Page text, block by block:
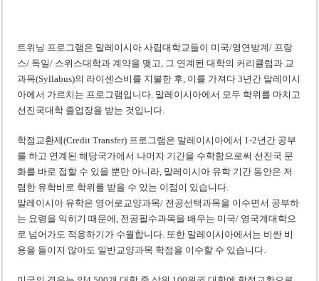
트위닝 프로그램은 말레이시아 사립대학교들이 미국/영연방계/ 프랑
스/ 독일/ 스위스대학과 계약을 맺고, 그 연계된 대학의 커리큘럼과 교
과목(Syllabus)의 라이센스비를 지불한 후, 이를 가져다 3년간 말레이시
아에서 가르치는 프로그램입니다. 말레이시아에서 모두 학위를 마치고
선진국대학 졸업장을 받는 것입니다.
학점교환제(Credit Transfer) 프로그램은 말레이시아에서 1-2년간 공부
를 하고 연계된 해당국가에서 나머지 기간을 수학함으로써 선진국 문
화를 바로 접할 수 있을 뿐만 아니라, 말레이시아 유학 기간 동안은 저
렴한 유학비로 학위를 받을 수 있는 이점이 있습니다.
말레이시아 유학은 영어로교양과목/ 전공선택과목을 이수면서 공부하
는 요령을 익히기 때문에, 전공필수과목을 배우는 미국/ 영국계대학으
로 넘어가도 적응하기가 수월합니다. 또한 말레이시아에서는 비싼 비
용을 들이지 않아도 일반교양과목 학점을 이수할 수 있습니다.